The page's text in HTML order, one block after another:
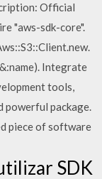
Official
"aws-sdk-core".
Integrate
tools,
powerful package.
piece of software
SDK